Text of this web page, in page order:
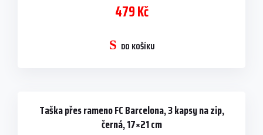
479 Kč
DO KOŠÍKU
Taška přes rameno FC Barcelona, 3 kapsy na zip,
černá, 17×21 cm